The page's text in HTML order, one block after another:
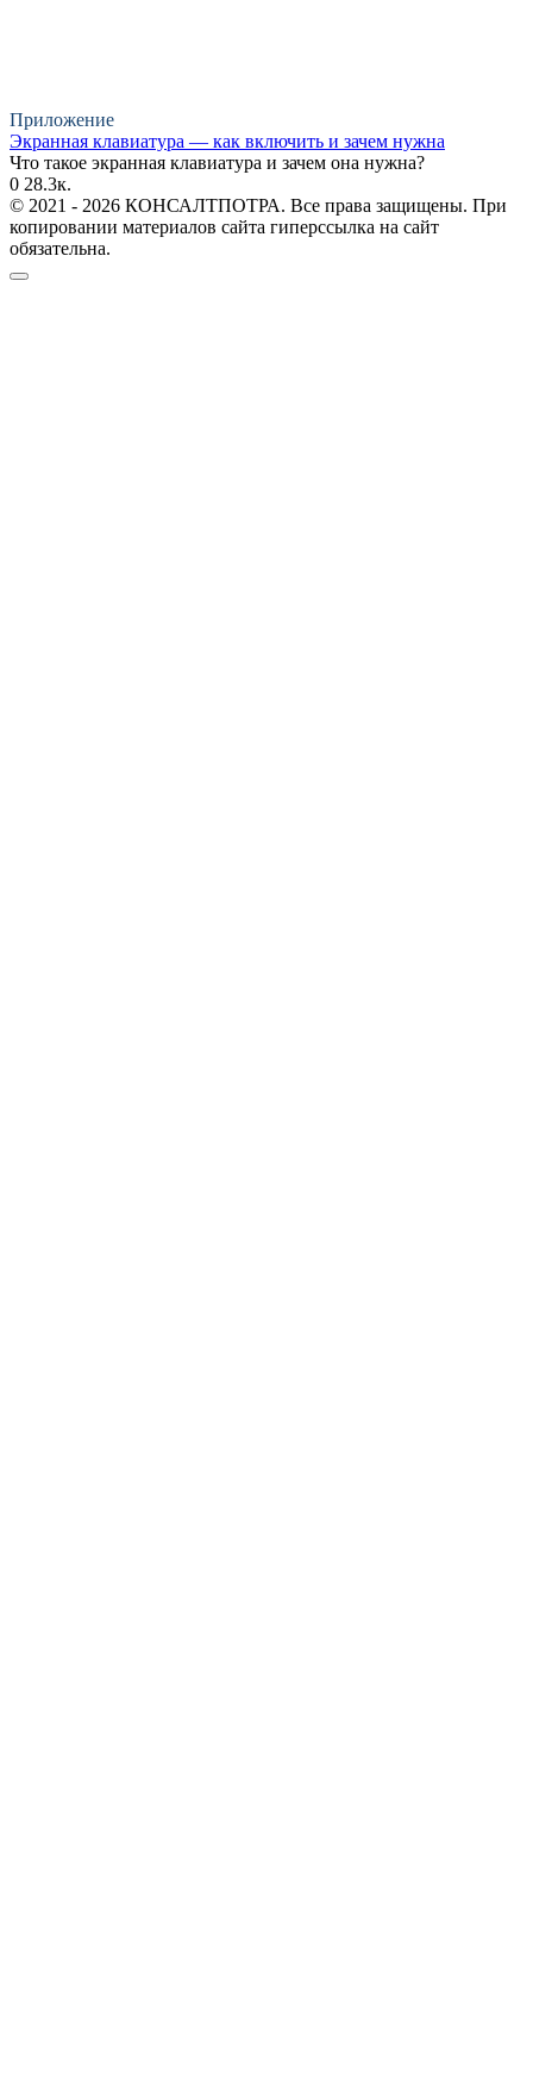
Приложение
Экранная клавиатура — как включить и зачем нужна
Что такое экранная клавиатура и зачем она нужна?
0 28.3к.
© 2021 - 2026 КОНСАЛТПОТРА. Все права защищены. При
копировании материалов сайта гиперссылка на сайт
обязательна.